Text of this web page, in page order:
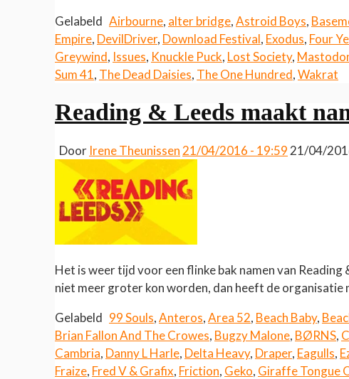
Gelabeld Airbourne, alter bridge,Astroid Boys,
Empire, DevilDriver, Download Festival, Exodus, Four
Greywind, Issues, Knuckle Puck, Lost Society,
Sum 41, The Dead Daisies, The One Hundred,Wakrat
Reading & Leeds maakt
Door Irene Theunissen 21/04/2016 - 19:59 21/04/
Het is weer tijd voor een flinke bak namen van
niet meer groter kon worden, dan heeft de organisatie
Gelabeld 99 Souls,Anteros,Area 52, Beach Baby,
Brian Fallon And The Crowes, Bugzy Malone, BØRNS,
Cambria, Danny L Harle, Delta Heavy, Draper, Eagulls,
Fraize, Fred V & Grafix, Friction, Geko, Giraffe Tongue